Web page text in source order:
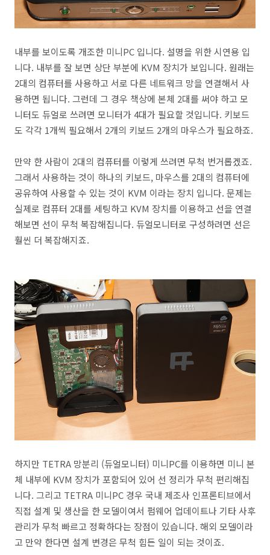
내부를 보이도록 개조한 미니PC 입니다. 설명을 위한 시연용 입
니다. 내부를 잘 보면 상단 부분에 KVM 장치가 보입니다. 원래는
2대의 컴퓨터를 사용하고 서로 다른 네트워크 망을 연결해서 사
용하면 됩니다. 그런데 그 경우 책상에 본체 2대를 써야 하고 모
니터도 듀얼로 쓰려면 모니터가 4대가 필요할 것입니다. 키보드
도 각각 1개씩 필요해서 2개의 키보드 2개의 마우스가 필요하죠.
만약 한 사람이 2대의 컴퓨터를 이렇게 쓰려면 무척 번거롭겠죠.
그래서 사용하는 것이 하나의 키보드, 마우스를 2대의 컴퓨터에
공유하여 사용할 수 있는 것이 KVM 이라는 장치 입니다. 문제는
실제로 컴퓨터 2대를 세팅하고 KVM 장치를 이용하고 선을 연결
해보면 선이 무척 복잡해집니다. 듀얼모니터로 구성하려면 선은
훨씬 더 복잡해지죠.
하지만 TETRA 망분리 (듀얼모니터) 미니PC를 이용하면 미니 본
체 내부에 KVM 장치가 포함되어 있어 선 정리가 무척 편리해집
니다. 그리고 TETRA 미니PC 경우 국내 제조사 인프론티브에서
직접 설계 및 생산을 한 모델이여서 펌웨어 업데이트나 기타 사후
관리가 무척 빠르고 정확하다는 장점이 있습니다. 해외 모델이라
고 만약 한다면 설계 변경은 무척 힘든 일이 되는 것이죠.